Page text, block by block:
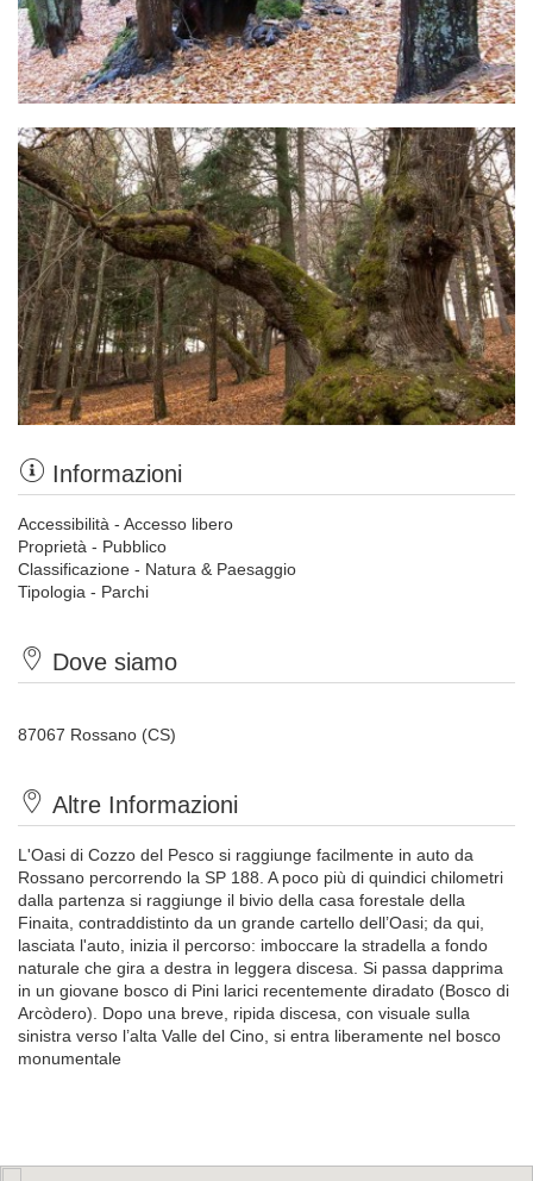
Informazioni
Accessibilità - Accesso libero
Proprietà - Pubblico
Classificazione - Natura & Paesaggio
Tipologia - Parchi
Dove siamo
87067 Rossano (CS)
Altre Informazioni
L'Oasi di Cozzo del Pesco si raggiunge facilmente in auto da
Rossano percorrendo la SP 188. A poco più di quindici chilometri
dalla partenza si raggiunge il bivio della casa forestale della
Finaita, contraddistinto da un grande cartello dell’Oasi; da qui,
lasciata l'auto, inizia il percorso: imboccare la stradella a fondo
naturale che gira a destra in leggera discesa. Si passa dapprima
in un giovane bosco di Pini larici recentemente diradato (Bosco di
Arcòdero). Dopo una breve, ripida discesa, con visuale sulla
sinistra verso l’alta Valle del Cino, si entra liberamente nel bosco
monumentale